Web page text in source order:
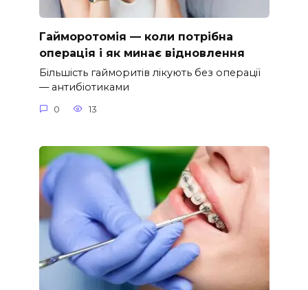
Гайморотомія — коли потрібна
операція і як минає відновлення
Більшість гайморитів лікують без операції
— антибіотиками
0 13